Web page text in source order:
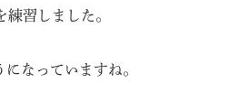
習しました。
なっていますね。